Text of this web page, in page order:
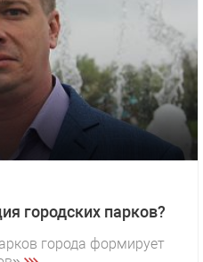
городских парков?
города формирует